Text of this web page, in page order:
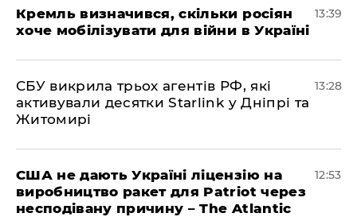
Кремль визначився, скільки росіян
хоче мобілізувати для війни в Україні
13:39
СБУ викрила трьох агентів РФ, які
активували десятки Starlink у Дніпрі та
Житомирі
13:28
США не дають Україні ліцензію на
виробництво ракет для Patriot через
несподівану причину – The Atlantic
12:53